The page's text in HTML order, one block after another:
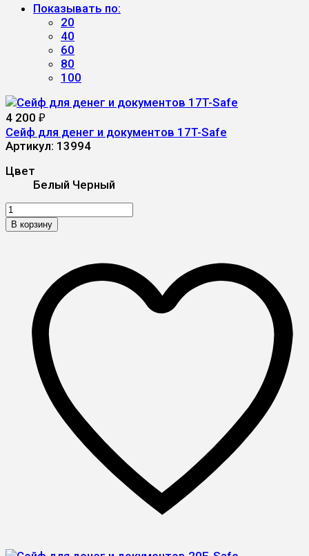
Показывать по:
20
40
60
80
100
4 200 ₽
Сейф для денег и документов 17T-Safe
Артикул: 13994
Цвет
Белый Черный
В корзину